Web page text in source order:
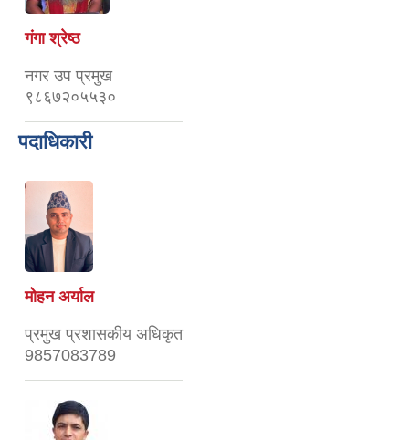
गंगा श्रेष्ठ
नगर उप प्रमुख
९८६७२०५५३०
पदाधिकारी
मोहन अर्याल
प्रमुख प्रशासकीय अधिकृत
9857083789